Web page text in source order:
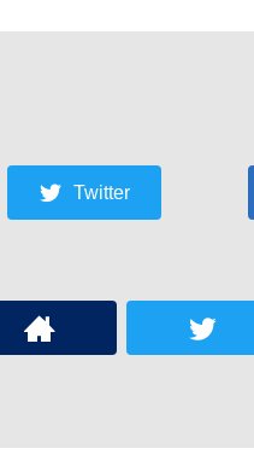
Twitter